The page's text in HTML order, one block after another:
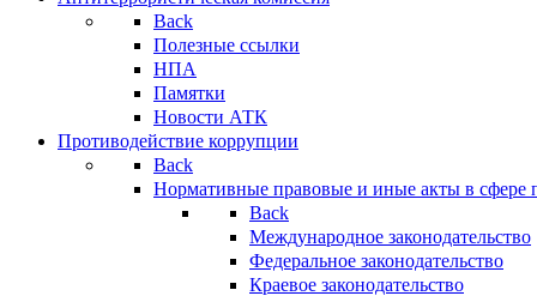
Back
Полезные ссылки
НПА
Памятки
Новости АТК
Противодействие коррупции
Back
Нормативные правовые и иные акты в сфере
Back
Международное законодательство
Федеральное законодательство
Краевое законодательство